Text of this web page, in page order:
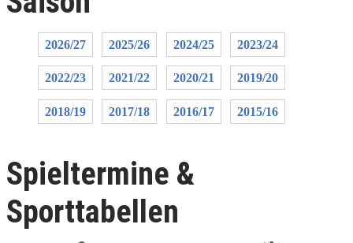
2026/27 2025/26 2024/25 2023/24
2022/23 2021/22 2020/21 2019/20
2018/19 2017/18 2016/17 2015/16
Spieltermine &
Sporttabellen